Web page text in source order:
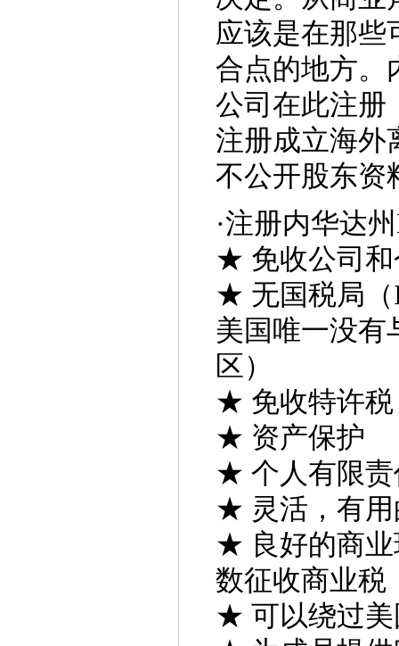
应该是在那些
合点的地方。
公司在此注册
注册成立海外
不公开股东资
·注册内华达
★ 免收公司和
★ 无国税局（
美国唯一没有
区）
★ 免收特许税
★ 资产保护
★ 个人有限责
★ 灵活，有用
★ 良好的商业
数征收商业税
★ 可以绕过美